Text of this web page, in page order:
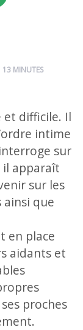
13 MINUTES
et difficile. Il
intime
sur
il apparaît
sur les
que
en place
aidants et
proches